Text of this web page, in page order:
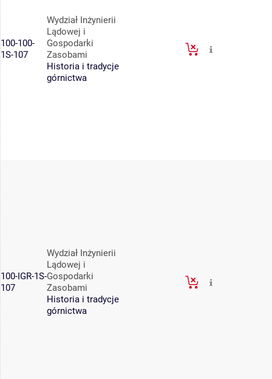
100-100-
1S-107
Wydział Inżynierii
Lądowej i
Gospodarki
Zasobami
Historia i tradycje
górnictwa
100-IGR-1S-
107
Wydział Inżynierii
Lądowej i
Gospodarki
Zasobami
Historia i tradycje
górnictwa